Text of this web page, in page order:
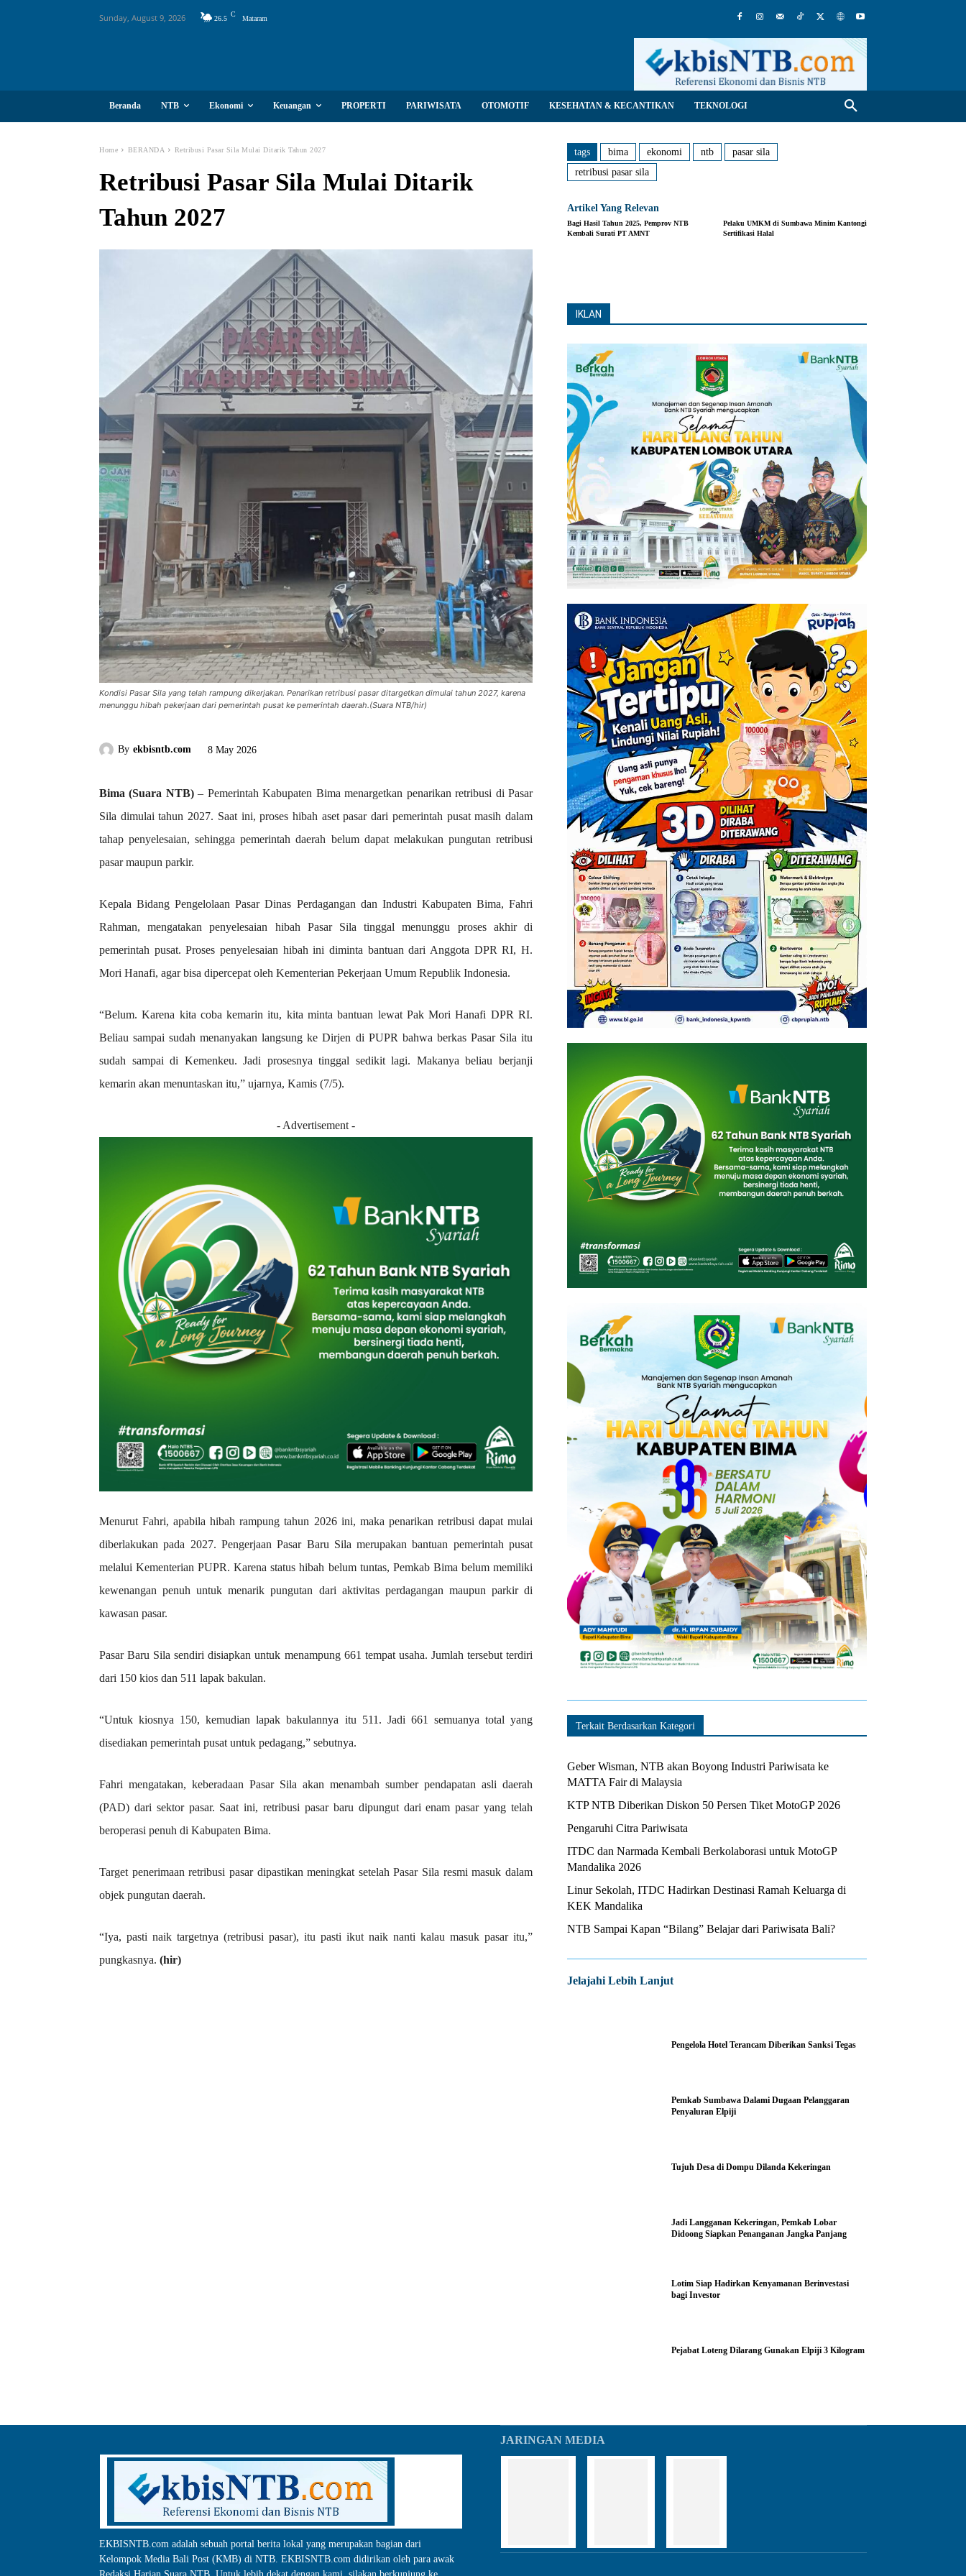
Sunday, August 9, 2026 26.5
C
Mataram
Beranda NTB Ekonomi Keuangan PROPERTI PARIWISATA OTOMOTIF KESEHATAN & KECANTIKAN TEKNOLOGI
Home BERANDA Retribusi Pasar Sila Mulai Ditarik Tahun 2027
Retribusi Pasar Sila Mulai Ditarik
Tahun 2027
Kondisi Pasar Sila yang telah rampung dikerjakan. Penarikan retribusi pasar ditargetkan dimulai tahun 2027, karena
menunggu hibah pekerjaan dari pemerintah pusat ke pemerintah daerah.(Suara NTB/hir)
By ekbisntb.com 8 May 2026
Bima (Suara NTB)– Pemerintah Kabupaten Bima menargetkan penarikan retribusi di Pasar
Sila dimulai tahun 2027. Saat ini, proses hibah aset pasar dari pemerintah pusat masih dalam
tahap penyelesaian, sehingga pemerintah daerah belum dapat melakukan pungutan retribusi
pasar maupun parkir.
Kepala Bidang Pengelolaan Pasar Dinas Perdagangan dan Industri Kabupaten Bima, Fahri
Rahman, mengatakan penyelesaian hibah Pasar Sila tinggal menunggu proses akhir di
pemerintah pusat. Proses penyelesaian hibah ini diminta bantuan dari Anggota DPR RI, H.
Mori Hanafi, agar bisa dipercepat oleh Kementerian Pekerjaan Umum Republik Indonesia.
“Belum. Karena kita coba kemarin itu, kita minta bantuan lewat Pak Mori Hanafi DPR RI.
Beliau sampai sudah menanyakan langsung ke Dirjen di PUPR bahwa berkas Pasar Sila itu
sudah sampai di Kemenkeu. Jadi prosesnya tinggal sedikit lagi. Makanya beliau berjanji
kemarin akan menuntaskan itu,” ujarnya, Kamis (7/5).
- Advertisement -
Menurut Fahri, apabila hibah rampung tahun 2026 ini, maka penarikan retribusi dapat mulai
diberlakukan pada 2027. Pengerjaan Pasar Baru Sila merupakan bantuan pemerintah pusat
melalui Kementerian PUPR. Karena status hibah belum tuntas, Pemkab Bima belum memiliki
kewenangan penuh untuk menarik pungutan dari aktivitas perdagangan maupun parkir di
kawasan pasar.
Pasar Baru Sila sendiri disiapkan untuk menampung 661 tempat usaha. Jumlah tersebut terdiri
dari 150 kios dan 511 lapak bakulan.
“Untuk kiosnya 150, kemudian lapak bakulannya itu 511. Jadi 661 semuanya total yang
disediakan pemerintah pusat untuk pedagang,” sebutnya.
Fahri mengatakan, keberadaan Pasar Sila akan menambah sumber pendapatan asli daerah
(PAD) dari sektor pasar. Saat ini, retribusi pasar baru dipungut dari enam pasar yang telah
beroperasi penuh di Kabupaten Bima.
Target penerimaan retribusi pasar dipastikan meningkat setelah Pasar Sila resmi masuk dalam
objek pungutan daerah.
“Iya, pasti naik targetnya (retribusi pasar), itu pasti ikut naik nanti kalau masuk pasar itu,”
pungkasnya. (hir)
tags bima ekonomi ntb
pasar sila
retribusi pasar sila
Artikel Yang Relevan
Bagi Hasil Tahun 2025, Pemprov NTB
Kembali Surati PT AMNT
Pelaku UMKM di Sumbawa Minim Kantongi
Sertifikasi Halal
IKLAN
Terkait Berdasarkan Kategori
Geber Wisman, NTB akan Boyong Industri Pariwisata ke
MATTA Fair di Malaysia
KTP NTB Diberikan Diskon 50 Persen Tiket MotoGP 2026
Pengaruhi Citra Pariwisata
ITDC dan Narmada Kembali Berkolaborasi untuk MotoGP
Mandalika 2026
Linur Sekolah, ITDC Hadirkan Destinasi Ramah Keluarga di
KEK Mandalika
NTB Sampai Kapan “Bilang” Belajar dari Pariwisata Bali?
Jelajahi Lebih Lanjut
Pengelola Hotel Terancam Diberikan Sanksi Tegas
Pemkab Sumbawa Dalami Dugaan Pelanggaran
Penyaluran Elpiji
Tujuh Desa di Dompu Dilanda Kekeringan
Jadi Langganan Kekeringan, Pemkab Lobar
Didoong Siapkan Penanganan Jangka Panjang
Lotim Siap Hadirkan Kenyamanan Berinvestasi
bagi Investor
Pejabat Loteng Dilarang Gunakan Elpiji 3 Kilogram
EKBISNTB.com adalah sebuah portal berita lokal yang merupakan bagian dari
Kelompok Media Bali Post (KMB) di NTB. EKBISNTB.com didirikan oleh para awak
JARINGAN MEDIA